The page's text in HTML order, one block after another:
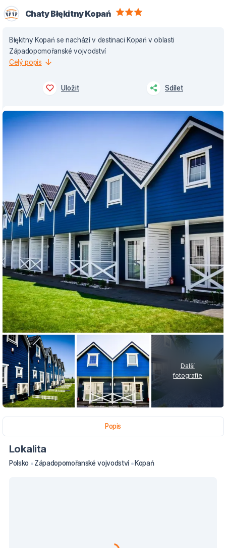
Chaty Błękitny Kopań
Błękitny Kopań se nachází v destinaci Kopań v oblasti
Západopomořanské vojvodství
Celý popis
Uložit Sdílet
Další
fotografie
Popis
Lokalita
Polsko Západopomořanské vojvodství Kopań